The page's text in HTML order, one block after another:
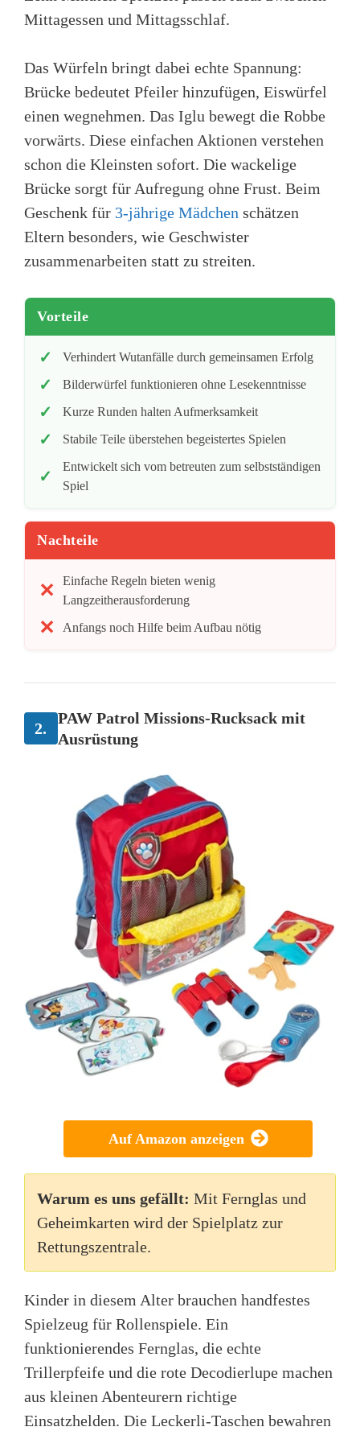
Mittagessen und Mittagsschlaf.
Das Würfeln bringt dabei echte Spannung:
Brücke bedeutet Pfeiler hinzufügen, Eiswürfel
einen wegnehmen. Das Iglu bewegt die Robbe
vorwärts. Diese einfachen Aktionen verstehen
schon die Kleinsten sofort. Die wackelige
Brücke sorgt für Aufregung ohne Frust. Beim
Geschenk für 3-jährige Mädchen schätzen
Eltern besonders, wie Geschwister
zusammenarbeiten statt zu streiten.
Vorteile
Verhindert Wutanfälle durch gemeinsamen Erfolg
Bilderwürfel funktionieren ohne Lesekenntnisse
Kurze Runden halten Aufmerksamkeit
Stabile Teile überstehen begeistertes Spielen
Entwickelt sich vom betreuten zum selbstständigen
Spiel
Nachteile
Einfache Regeln bieten wenig
Langzeitherausforderung
Anfangs noch Hilfe beim Aufbau nötig
2.
PAW Patrol Missions-Rucksack mit
Ausrüstung
Auf Amazon anzeigen
Warum es uns gefällt: Mit Fernglas und
Geheimkarten wird der Spielplatz zur
Rettungszentrale.
Kinder in diesem Alter brauchen handfestes
Spielzeug für Rollenspiele. Ein
funktionierendes Fernglas, die echte
Trillerpfeife und die rote Decodierlupe machen
aus kleinen Abenteurern richtige
Einsatzhelden. Die Leckerli-Taschen bewahren